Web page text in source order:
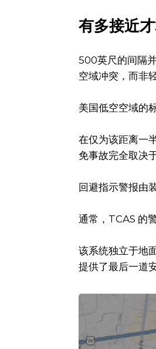
有多接近
500英尺的间隔
空域冲突，而非
美国低空空域的
在仅为该距离一
免事故完全取决
回避指示警报由
通常，TCAS 的
该系统独立于地
提供了最后一道